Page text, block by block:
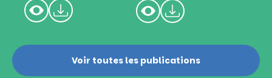
Voir toutes les publications